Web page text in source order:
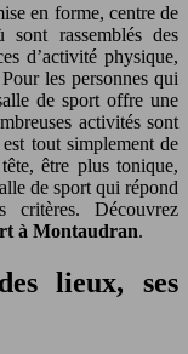
en forme, centre de
rassemblés des
d’activité physique,
les personnes qui
de sport offre une
activités sont
tout simplement de
être plus tonique,
de sport qui répond
critères. Découvrez
à Montaudran.
lieux, ses